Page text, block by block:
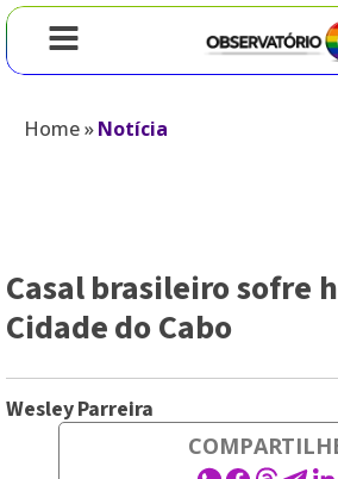
Home»Notícia
Casal brasileiro sofre
Cidade do Cabo
Wesley Parreira